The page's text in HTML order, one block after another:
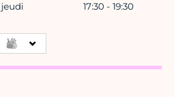
jeudi 17:30 - 19:30